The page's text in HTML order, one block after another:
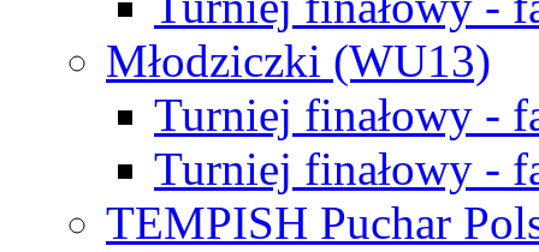
Młodziczki (WU13)
Turniej finałowy -
Turniej finałowy -
TEMPISH Puchar